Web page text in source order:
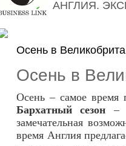
АНГЛИЯ.
Осень в
Осень в
Осень – самое время
Бархатный сезон –
замечательная
время Англия